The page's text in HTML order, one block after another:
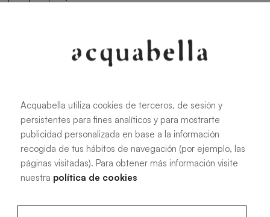
Lavabo de pie
del lavabo de siempre que se presenta con un concepto
innovador. Los tótems o lavabos de pie modernos son
piezas actuales y de diseño que no dejarán a nadie
Acquabella, en su gama Acquawhite, ofrece tótems de
gran suavidad, blanco puro y muy fáciles de limpiar.
Su mayor desventaja es la imposibilidad de añadir
almacenamiento bajo el lavabo.
Acquabella utiliza cookies de terceros, de sesión y
persistentes para fines analíticos y para mostrarte
publicidad personalizada en base a la información
recogida de tus hábitos de navegación (por ejemplo, las
páginas visitadas). Para obtener más información visite
nuestra política de cookies